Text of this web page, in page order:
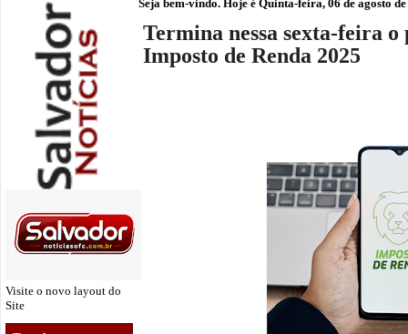
Visite o novo layout do
Site
Seja bem-vindo. Hoje é Quinta-feira, 06 de agosto
Termina nessa sexta-feira
Imposto de Renda 2025